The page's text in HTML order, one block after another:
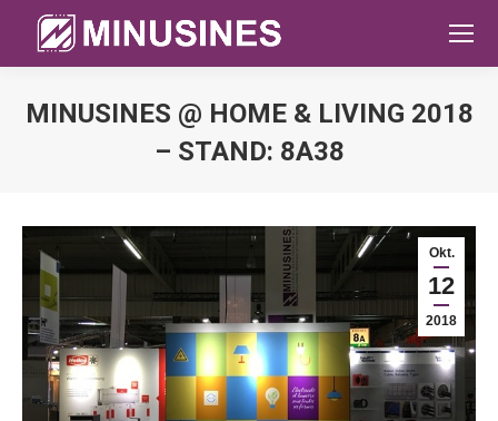
MINUSINES @ HOME & LIVING 2018
– STAND: 8A38
Okt.
12
2018